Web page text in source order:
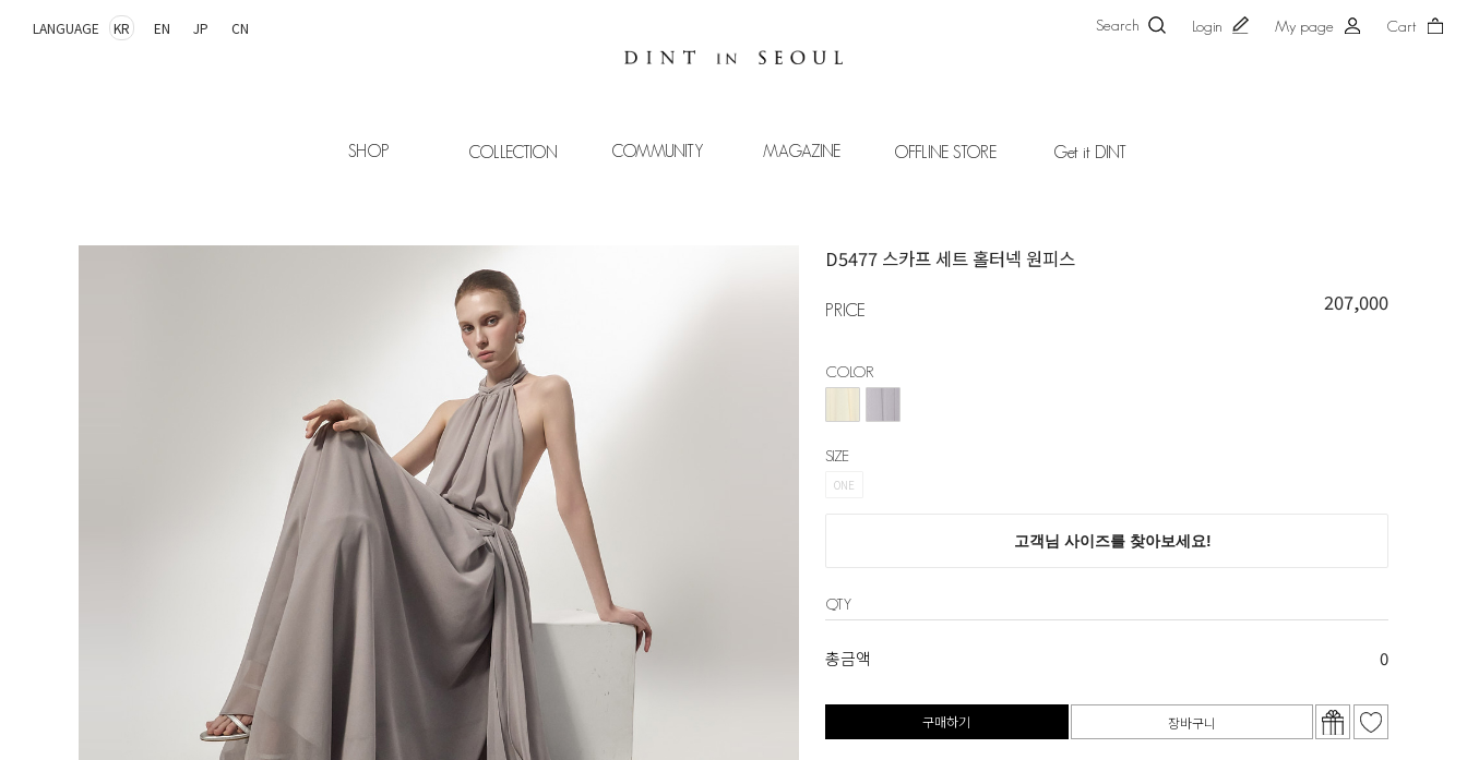
LANGUAGE KR EN JP CN Search Login My page Cart
SHOP COLLECTION COMMUNITY MAGAZINE OFFLINE STORE Get it DINT
D5477 스카프 세트 홀터넥 원피스
PRICE 207,000
COLOR
SIZE
ONE
QTY
총금액 0
구매하기 장바구니